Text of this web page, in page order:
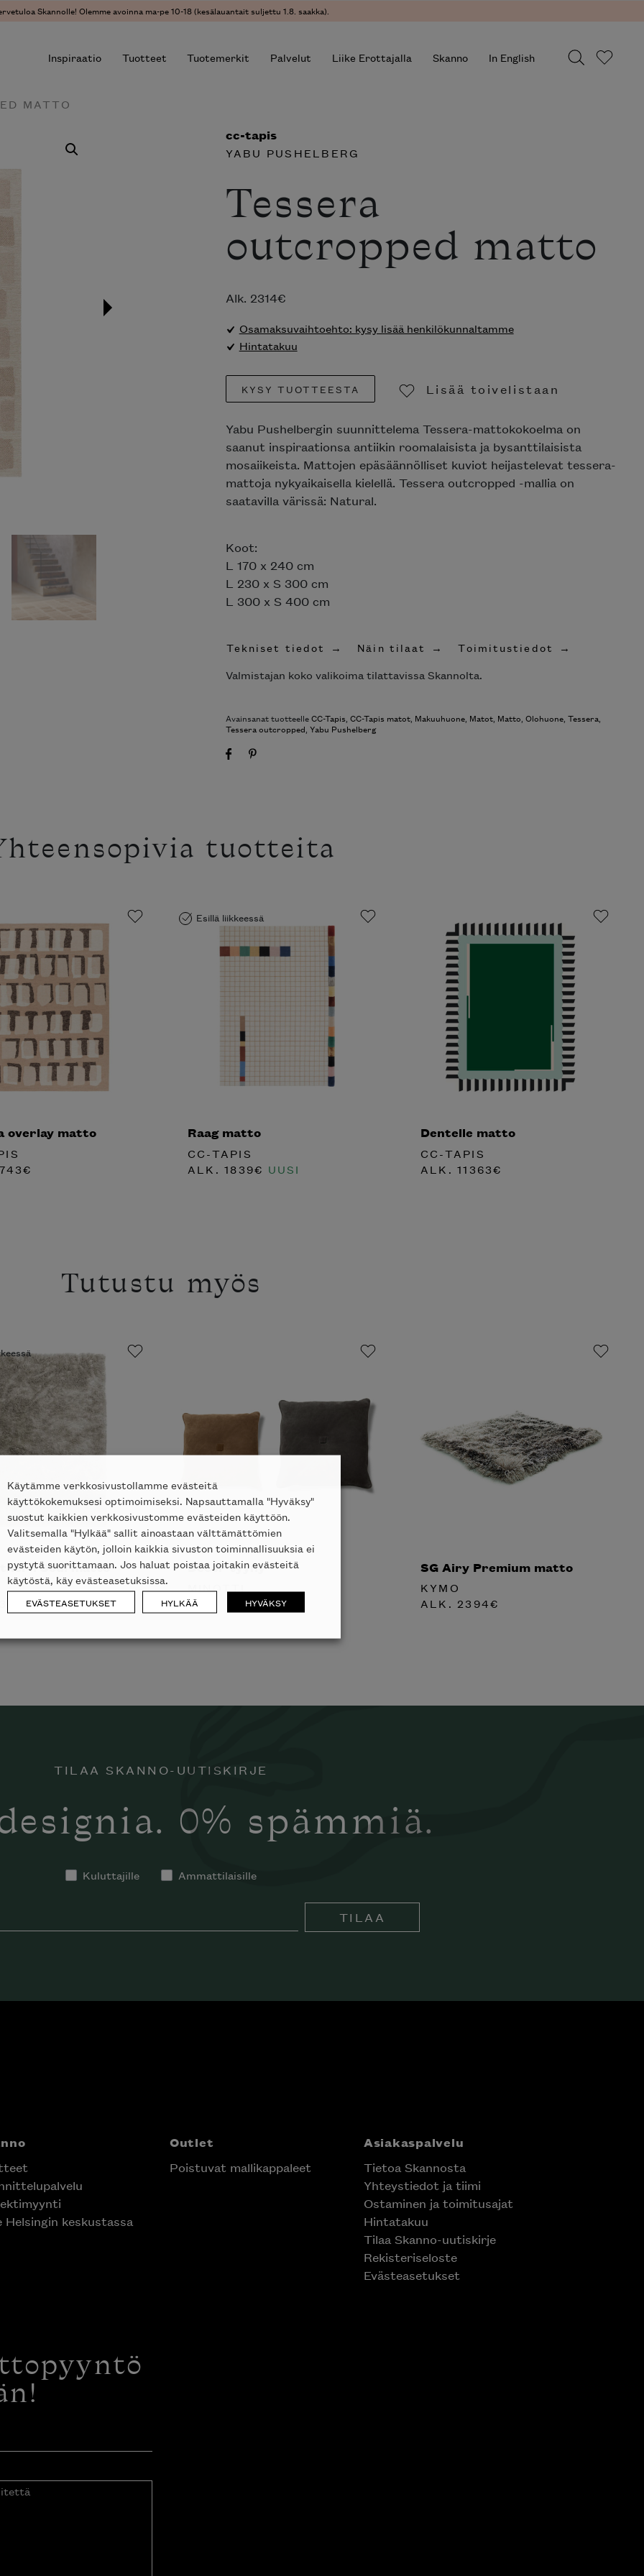
Skannolle! Olemme avoinna ma-pe 10-18 (kesälauantait suljettu 1.8. saakka).
Inspiraatio Tuotteet Tuotemerkit Palvelut Liike Erottajalla Skanno In English
MATTO
cc-tapis
YABU PUSHELBERG
Tessera
outcropped matto
Alk. 2314€
Osamaksuvaihtoehto: kysy lisää henkilökunnaltamme
Hintatakuu
KYSY TUOTTEESTA
Lisää toivelistaan
Yabu Pushelbergin suunnittelema Tessera-mattokokoelma on
saanut inspiraationsa antiikin roomalaisista ja bysanttilaisista
mosaiikeista. Mattojen epäsäännölliset kuviot heijastelevat tessera-
mattoja nykyaikaisella kielellä. Tessera outcropped -mallia on
saatavilla värissä: Natural.
Koot:
L 170 x 240 cm
L 230 x S 300 cm
L 300 x S 400 cm
Tekniset tiedot Näin tilaat
Toimitustiedot
Valmistajan koko valikoima tilattavissa Skannolta.
Avainsanat tuotteelleCC-Tapis, CC-Tapis matot, Makuuhuone, Matot, Matto, Olohuone, Tessera,
Tessera outcropped, Yabu Pushelberg
tuotteita
overlay matto
€
Esillä liikkeessä
Raag matto
CC-TAPIS
ALK.1839€ UUSI
Dentelle matto
CC-TAPIS
ALK.11363€
Tutustu myös
Soul matto
€
Decor tyyny
MINOTTI
SG Airy Premium matto
KYMO
ALK. 2394€
TILAA SKANNO-UUTISKIRJE
0% spämmiä.
Kuluttajille Ammattilaisille
TILAA
Helsingin keskustassa
Outlet
Poistuvat mallikappaleet
Asiakaspalvelu
Tietoa Skannosta
Yhteystiedot ja tiimi
Ostaminen ja toimitusajat
Hintatakuu
Tilaa Skanno-uutiskirje
Rekisteriseloste
Evästeasetukset
Käytämme verkkosivustollamme evästeitä
käyttökokemuksesi optimoimiseksi. Napsauttamalla "Hyväksy"
suostut kaikkien verkkosivustomme evästeiden käyttöön.
Valitsemalla "Hylkää" sallit ainoastaan välttämättömien
evästeiden käytön, jolloin kaikkia sivuston toiminnallisuuksia ei
pystytä suorittamaan. Jos haluat poistaa joitakin evästeitä
käytöstä, käy evästeasetuksissa.
EVÄSTEASETUKSET HYLKÄÄ HYVÄKSY